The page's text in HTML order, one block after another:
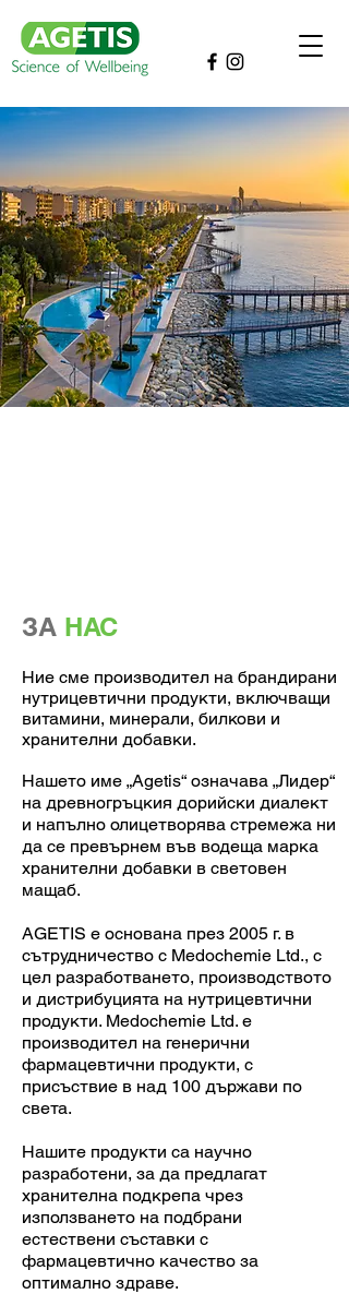
ЗА НАС
Ние сме производител на брандирани
нутрицевтични продукти, включващи
витамини, минерали, билкови и
хранителни добавки.
Нашето име „Agetis“ означава „Лидер“
на древногръцкия дорийски диалект
и напълно олицетворява стремежа ни
да се превърнем във водеща марка
хранителни добавки в световен
мащаб.
AGETIS е основана през 2005 г. в
сътрудничество с Medochemie Ltd., с
цел разработването, производството
и дистрибуцията на нутрицевтични
продукти. Medochemie Ltd. е
производител на генерични
фармацевтични продукти, с
присъствие в над 100 държави по
света.
Нашите продукти са научно
разработени, за да предлагат
хранителна подкрепа чрез
използването на подбрани
естествени съставки с
фармацевтично качество за
оптимално здраве.